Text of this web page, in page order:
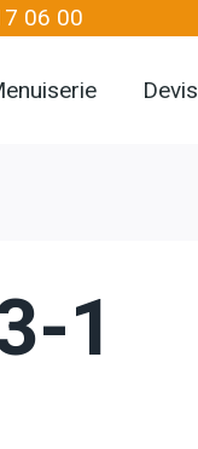
06 00
Devis
1